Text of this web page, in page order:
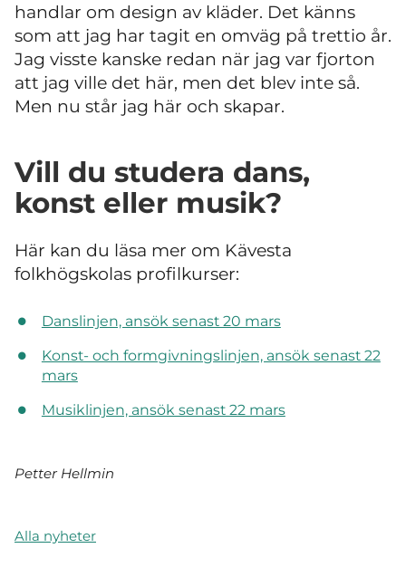
handlar om design av kläder. Det känns
som att jag har tagit en omväg på trettio år.
Jag visste kanske redan när jag var fjorton
att jag ville det här, men det blev inte så.
Men nu står jag här och skapar.
Vill du studera dans,
konst eller musik?
Här kan du läsa mer om Kävesta
folkhögskolas profilkurser:
Danslinjen, ansök senast 20 mars
Konst- och formgivningslinjen, ansök senast 22
mars
Musiklinjen, ansök senast 22 mars
Petter Hellmin
Alla nyheter